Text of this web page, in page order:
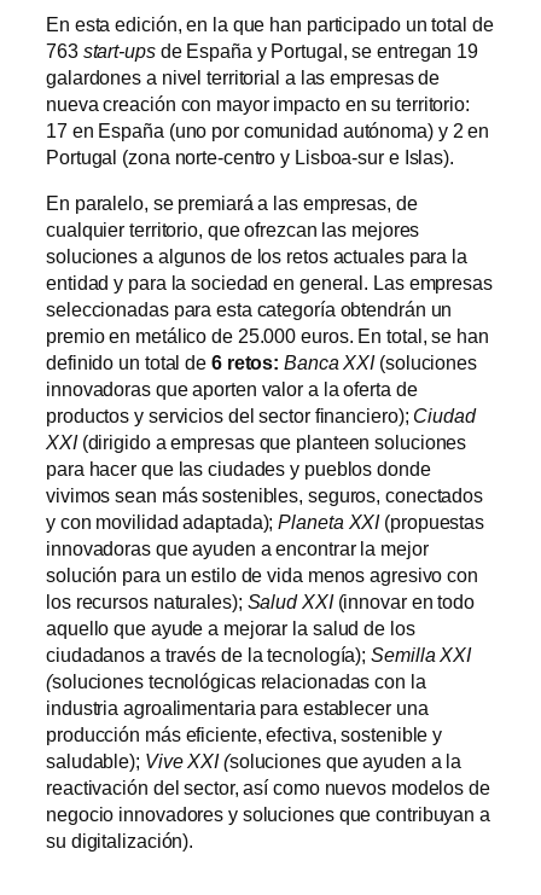
En esta edición, en la que han participado un total de
763 start-upsde España y Portugal, se entregan 19
galardones a nivel territorial a las empresas de
nueva creación con mayor impacto en su territorio:
17 en España (uno por comunidad autónoma) y 2 en
Portugal (zona norte-centro y Lisboa-sur e Islas).
En paralelo, se premiará a las empresas, de
cualquier territorio, que ofrezcan las mejores
soluciones a algunos de los retos actuales para la
entidad y para la sociedad en general. Las empresas
seleccionadas para esta categoría obtendrán un
premio en metálico de 25.000 euros. En total, se han
definido un total de 6 retos: Banca XXI (soluciones
innovadoras que aporten valor a la oferta de
productos y servicios del sector financiero); Ciudad
XXI (dirigido a empresas que planteen soluciones
para hacer que las ciudades y pueblos donde
vivimos sean más sostenibles, seguros, conectados
y con movilidad adaptada);Planeta XXI (propuestas
innovadoras que ayuden a encontrar la mejor
solución para un estilo de vida menos agresivo con
los recursos naturales); Salud XXI (innovar en todo
aquello que ayude a mejorar la salud de los
ciudadanos a través de la tecnología);Semilla XXI
(soluciones tecnológicas relacionadas con la
industria agroalimentaria para establecer una
producción más eficiente, efectiva, sostenible y
saludable); Vive XXI (soluciones que ayuden a la
reactivación del sector, así como nuevos modelos de
negocio innovadores y soluciones que contribuyan a
su digitalización).